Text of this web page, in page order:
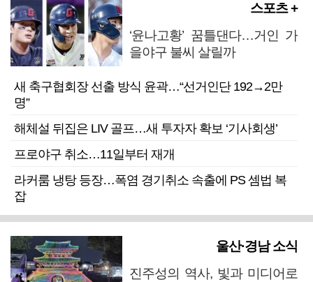
스포츠 +
‘윤나고황’ 꿈틀댄다…거인 가
을야구 불씨 살릴까
새 축구협회장 선출 방식 윤곽…“선거인단 192→2만
명”
해체설 뒤집은 LIV 골프…새 투자자 확보 ‘기사회생’
프로야구 취소…11일부터 재개
라커룸 냉탕 등장…폭염 경기취소 속출에 PS 셈법 복
잡
울산·경남 소식
진주성의 역사, 빛과 미디어로